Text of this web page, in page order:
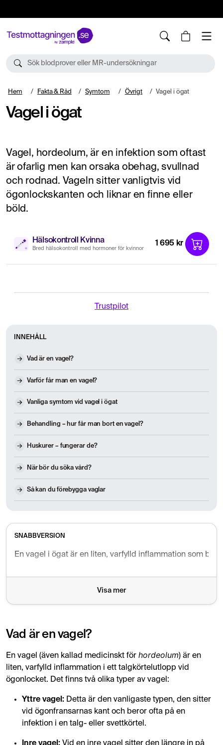
Sök blodprover eller MR-undersökningar
Hem Fakta & Råd Symtom Övrigt Vagel i ögat
Vagel i ögat
Vagel, hordeolum, är en infektion som oftast
är ofarlig men kan orsaka obehag, svullnad
och rodnad. Vageln sitter vanligtvis vid
ögonlockskanten och liknar en finne eller
böld.
Hälsokontroll Kvinna
Bred hälsokontroll med hormoner för kvinnor
1 695 kr
Trustpilot
INNEHÅLL
Vad är en vagel?
Varför får man en vagel?
Vanliga symtom vid vagel i ögat
Behandling – hur får man bort en vagel?
Huskurer – fungerar de?
När bör du söka vård?
Så kan du förebygga vaglar
SNABBVERSION
En vagel i ögat är en liten, varfylld inflammation som
Visa mer
Vad är en vagel?
En vagel (även kallad medicinskt för hordeolum) är en
liten, varfylld inflammation i ett talgkörtelutlopp vid
ögonlocket. Det finns två olika typer av vagel:
Yttre vagel: Detta är den vanligaste typen, den sitter
vid ögonfransarnas kant och beror ofta på en
infektion i en talg- eller svettkörtel.
Inre vagel: Vid en inre vagel sitter den längre in på